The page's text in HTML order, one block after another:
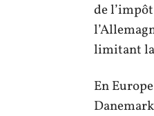
de
limitant la
En